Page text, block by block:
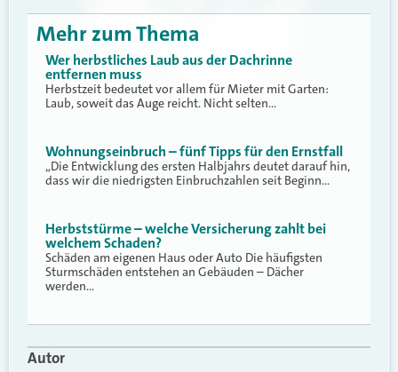
Mehr zum Thema
Wer herbstliches Laub aus der Dachrinne
entfernen muss
Herbstzeit bedeutet vor allem für Mieter mit Garten:
Laub, soweit das Auge reicht. Nicht selten…
Wohnungseinbruch – fünf Tipps für den Ernstfall
„Die Entwicklung des ersten Halbjahrs deutet darauf hin,
dass wir die niedrigsten Einbruchzahlen seit Beginn…
Herbststürme – welche Versicherung zahlt bei
welchem Schaden?
Schäden am eigenen Haus oder Auto Die häufigsten
Sturmschäden entstehen an Gebäuden – Dächer
werden…
Autor